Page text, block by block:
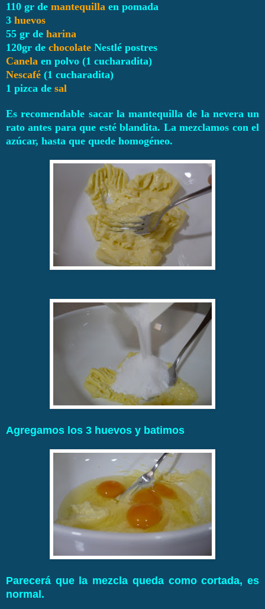
110 gr de mantequilla en pomada
3 huevos
55 gr de harina
120gr de chocolate Nestlé postres
Canela en polvo (1 cucharadita)
Nescafé (1 cucharadita)
1 pizca de sal
Es recomendable sacar la mantequilla de la nevera un
rato antes para que esté blandita. La mezclamos con el
azúcar, hasta que quede homogéneo.
Agregamos los 3 huevos y batimos
Parecerá que la mezcla queda como cortada, es
normal.